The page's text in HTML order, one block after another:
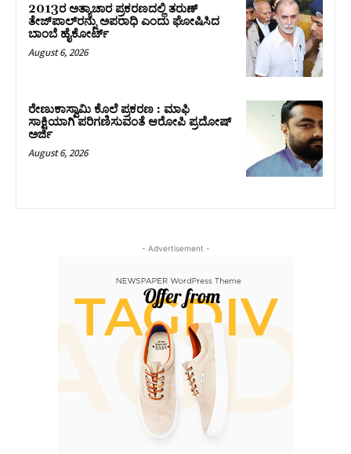
2013ರ ಅತ್ಯಾಚಾರ ಪ್ರಕರಣದಲ್ಲಿ ತರುಣ್
ತೇಜ್‌ಪಾಲ್‌ರನ್ನು ಅಪರಾಧಿ ಎಂದು ಘೋಷಿಸಿದ
ಬಾಂಬೆ ಹೈಕೋರ್ಟ್
August 6, 2026
ರೇಣುಕಾಸ್ವಾಮಿ ಕೊಲೆ ಪ್ರಕರಣ : ಮಾಫಿ
ಸಾಕ್ಷಿಯಾಗಿ ಪರಿಗಣಿಸುವಂತೆ ಆರೋಪಿ ಪ್ರದೋಷ್‌
ಅರ್ಜಿ
August 6, 2026
- Advertisement -